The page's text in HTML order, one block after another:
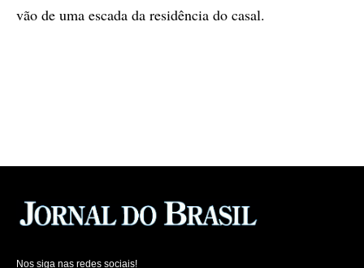
vão de uma escada da residência do casal.
Nos siga nas redes sociais!